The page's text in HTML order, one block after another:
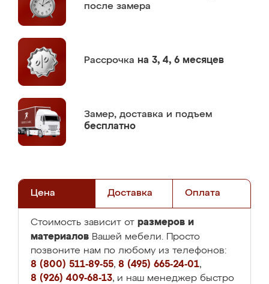
после замера
Рассрочка на 3, 4, 6 месяцев
Замер, доставка и подъем
бесплатно
Цена Доставка Оплата
Стоимость зависит от размеров и
материалов Вашей мебели. Просто
позвоните нам по любому из телефонов:
8 (800) 511-89-55, 8 (495) 665-24-01,
8 (926) 409-68-13, и наш менеджер быстро